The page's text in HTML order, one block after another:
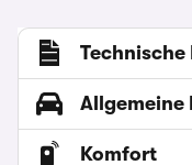
Technische
Allgemeine
Komfort